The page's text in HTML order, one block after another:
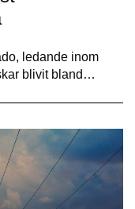
ledande inom
blivit bland…